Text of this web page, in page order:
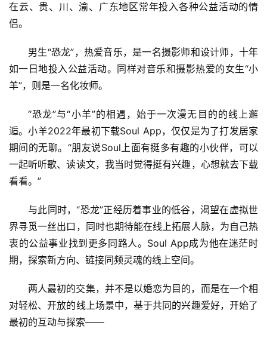
在云、贵、川、渝、广东地区常年投入各种公益活动的情
侣。
男生“恐龙”，热爱音乐，是一名摄影师和设计师，十年
如一日地投入公益活动。同样对音乐和摄影热爱的女生“小
羊”，则是一名化妆师。
“恐龙”与“小羊”的相遇，始于一次漫无目的的线上邂
逅。小羊2022年最初下载Soul App，仅仅是为了打发居家
期间的无聊。“朋友说Soul上面有挺多有趣的小伙伴，可以
一起听听歌、读读文，我当时觉得挺有兴趣，心想就去下载
看看。”
与此同时，“恐龙”正经历着事业的低谷，渴望在虚拟世
界寻觅一丝出口，同时也期待能在线上拓展人脉，为自己热
衷的公益事业找到更多同路人。Soul App成为他在迷茫时
期，探索新方向、链接同频灵魂的线上空间。
两人最初的交集，并不是以婚恋为目的，而是在一个相
对轻松、开放的线上场景中，基于共同的兴趣爱好，开始了
最初的互动与探索——